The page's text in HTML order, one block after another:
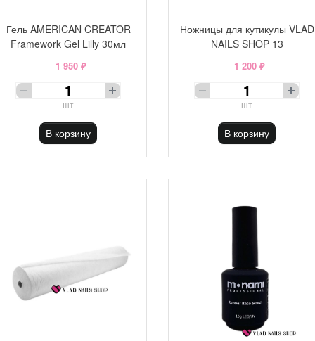
Гель AMERICAN CREATOR
Framework Gel Lilly 30мл
1 950 ₽
шт
В корзину
Ножницы для кутикулы VLAD
NAILS SHOP 13
1 200 ₽
шт
В корзину